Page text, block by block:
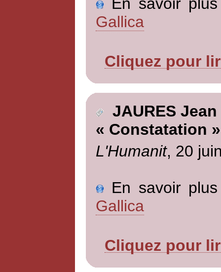
Gallica
Cliquez pour
JAURES Jean
« Constatation »
L'Humanit, 20
En savoir
Gallica
Cliquez pour